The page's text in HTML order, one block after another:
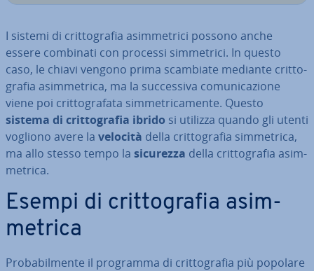
I sistemi di crit­to­gra­fia asim­me­tri­ci possono anche
essere combinati con processi sim­me­tri­ci. In questo
caso, le chiavi vengono prima scambiate mediante crit­to­
gra­fia asim­me­tri­ca, ma la suc­ces­si­va co­mu­ni­ca­zio­ne
viene poi crit­to­gra­fa­ta sim­me­tri­ca­men­te. Questo
sistema di crit­to­gra­fia ibrido si utilizza quando gli utenti
vogliono avere la velocità della crit­to­gra­fia sim­me­tri­ca,
ma allo stesso tempo la sicurezza della crit­to­gra­fia asim­
me­tri­ca.
Esempi di crit­to­gra­fia asim­
me­tri­ca
Pro­ba­bil­men­te il programma di crit­to­gra­fia più popolare